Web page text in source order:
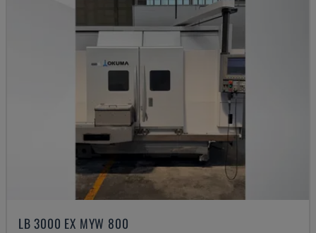
LB 3000 EX MYW 800